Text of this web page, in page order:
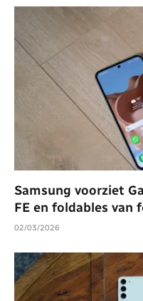
Samsung voorziet
FE en foldables van
02/03/2026